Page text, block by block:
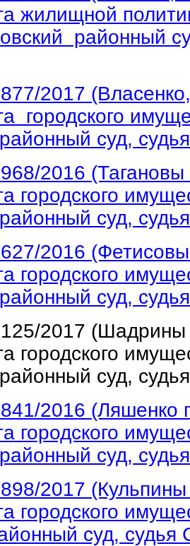
жилищной
районный
2017
городского
суд,
2016 (Тагановы
городского
суд,
2016 (Фетисовы
городского
суд,
2017 (Шадрины
городского
суд,
2016 (Ляшенко
городского
суд,
2017 (Кульпины
городского
суд, судья